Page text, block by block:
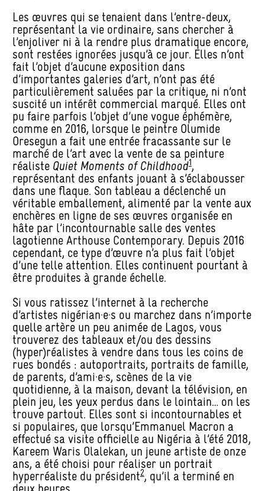
Les œuvres qui se tenaient dans l’entre-deux,
représentant la vie ordinaire, sans chercher à
l’enjoliver ni à la rendre plus dramatique encore,
sont restées ignorées jusqu’à ce jour. Elles n’ont
fait l’objet d’aucune exposition dans
d’importantes galeries d’art, n’ont pas été
particulièrement saluées par la critique, ni n’ont
suscité un intérêt commercial marqué. Elles ont
pu faire parfois l’objet d’une vogue éphémère,
comme en 2016, lorsque le peintre Olumide
Oresegun a fait une entrée fracassante sur le
marché de l’art avec la vente de sa peinture
réaliste Quiet Moments of Childhood1,
représentant des enfants jouant à s’éclabousser
dans une flaque. Son tableau a déclenché un
véritable emballement, alimenté par la vente aux
enchères en ligne de ses œuvres organisée en
hâte par l’incontournable salle des ventes
lagotienne Arthouse Contemporary. Depuis 2016
cependant, ce type d’œuvre n’a plus fait l’objet
d’une telle attention. Elles continuent pourtant à
être produites à grande échelle.
Si vous ratissez l’internet à la recherche
d’artistes nigérian·e·s ou marchez dans n’importe
quelle artère un peu animée de Lagos, vous
trouverez des tableaux et/ou des dessins
(hyper)réalistes à vendre dans tous les coins de
rues bondés : autoportraits, portraits de famille,
de parents, d’ami·e·s, scènes de la vie
quotidienne, à la maison, devant la télévision, en
plein jeu, les yeux perdus dans le lointain… on les
trouve partout. Elles sont si incontournables et
si populaires, que lorsqu’Emmanuel Macron a
effectué sa visite officielle au Nigéria à l’été 2018,
Kareem Waris Olalekan, un jeune artiste de onze
ans, a été choisi pour réaliser un portrait
hyperréaliste du président2, qu’il a terminé en